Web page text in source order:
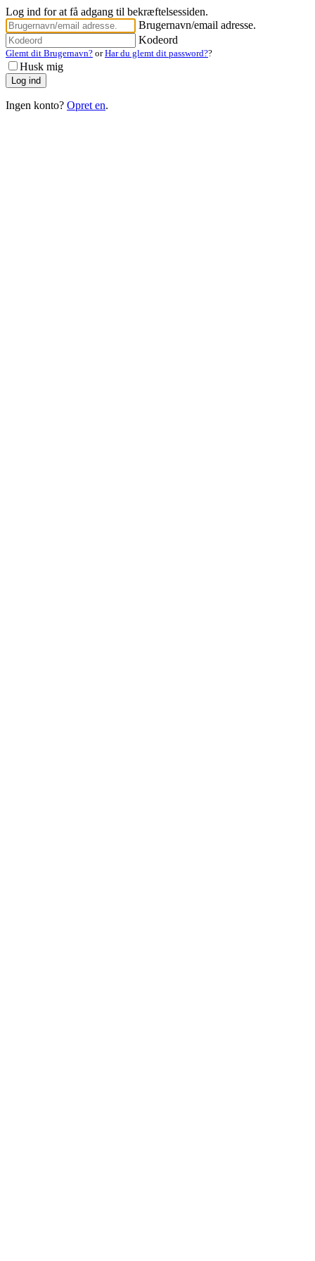
Log ind for at få adgang til bekræftelsessiden.
Brugernavn/email adresse.
Kodeord
Glemt dit Brugernavn? orHar du glemt dit password??
Husk mig
Ingen konto? Opret en.